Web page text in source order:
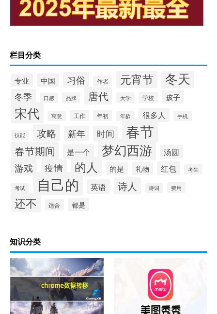
栏目分类
专业 中国 习俗 作者 元宵节 冬天
冬季 口感 品牌 唐代 大学 学校 孩子
宋代 寓意 工作 年初 年龄 很多人 手机
技能 攻略 新年 时间 春节
春节期间 是一个 梦幻西游 汤圆
游戏 疫情 的人 的是 礼物 红包 考生
考试 自己的 英语 诗人 诗词 费用
还不 适合 都是
知识分类